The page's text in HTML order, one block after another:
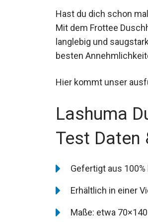
Hast du dich schon
Mit dem Frottee
langlebig und
besten
Hier kommt unser
Lashuma
Test Daten
Gefertigt aus
Erhältlich in einer
Maße: etwa